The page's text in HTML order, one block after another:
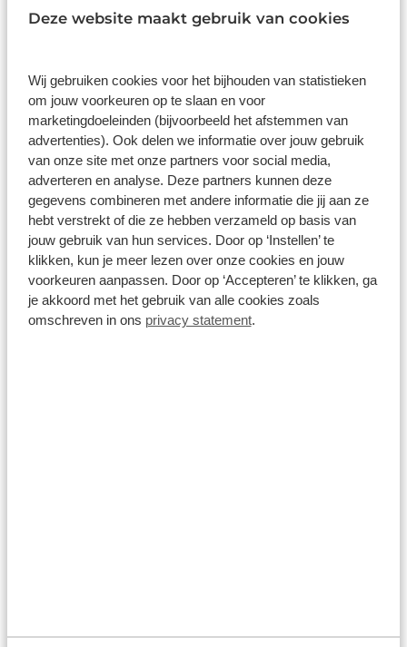
Deze website maakt gebruik van cookies
Wij gebruiken cookies voor het bijhouden van statistieken
om jouw voorkeuren op te slaan en voor
marketingdoeleinden (bijvoorbeeld het afstemmen van
advertenties). Ook delen we informatie over jouw gebruik
van onze site met onze partners voor social media,
adverteren en analyse. Deze partners kunnen deze
gegevens combineren met andere informatie die jij aan ze
hebt verstrekt of die ze hebben verzameld op basis van
jouw gebruik van hun services. Door op ‘Instellen’ te
klikken, kun je meer lezen over onze cookies en jouw
voorkeuren aanpassen. Door op ‘Accepteren’ te klikken, ga
je akkoord met het gebruik van alle cookies zoals
omschreven in ons privacy statement.
Volvo EX40
70kWh ev single plus europa 238pk aut
Automaat
Elektrisch
Vanaf
€ 664 p/m
inclusief btw o.b.v. 72 maanden en 5000 KM per jaar.